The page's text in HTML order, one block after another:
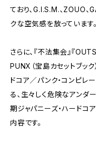
ており、G.I.S.M.、ZOUO
クな空気感を放っています。
さらに、『不法集会』『
PUNX（宝島カセットブッ
ドコア／パンク・コンピレ
る、生々しく危険なアンダ
期ジャパニーズ・ハードコ
内容です。